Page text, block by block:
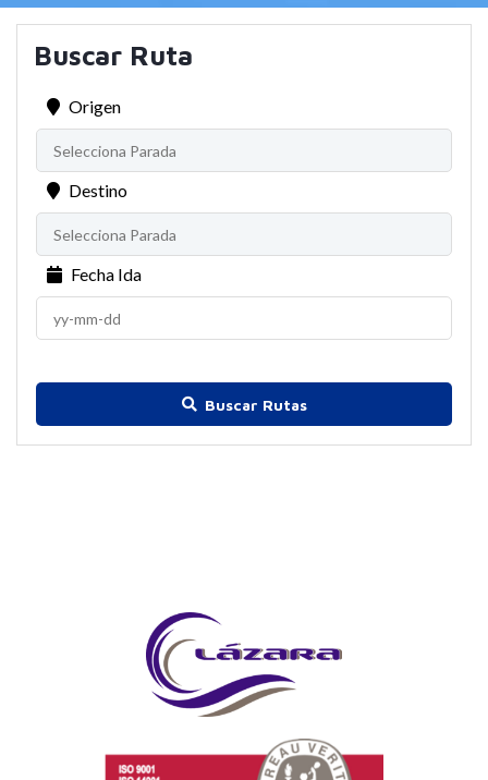
Buscar Ruta
Origen
Destino
Fecha Ida
Buscar Rutas